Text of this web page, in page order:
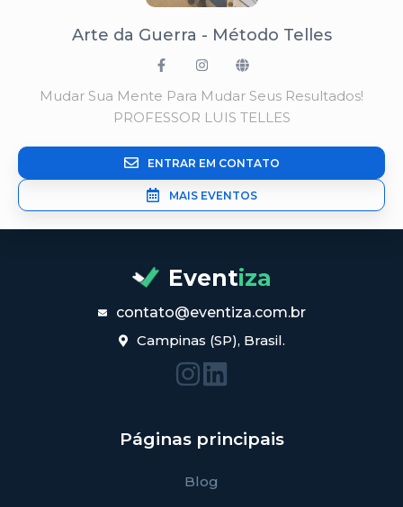
Arte da Guerra - Método Telles
Mudar Sua Mente Para Mudar Seus Resultados!
PROFESSOR LUIS TELLES
ENTRAR EM CONTATO
MAIS EVENTOS
Eventiza
contato@eventiza.com.br
Campinas (SP), Brasil.
Páginas principais
Blog